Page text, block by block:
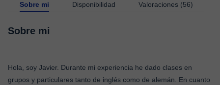
Sobre mi Disponibilidad Valoraciones (56)
Sobre mi
Hola, soy Javier. Durante mi experiencia he dado clases en
grupos y particulares tanto de inglés como de alemán. En cuanto